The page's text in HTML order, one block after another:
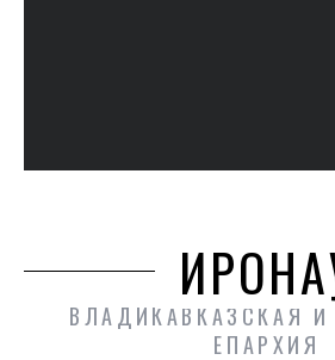
ВЛАДИКАВКАЗСКАЯ
ЕПАРХИЯ